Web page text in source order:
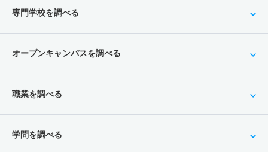
専門学校を調べる
オープンキャンパスを調べる
職業を調べる
学問を調べる